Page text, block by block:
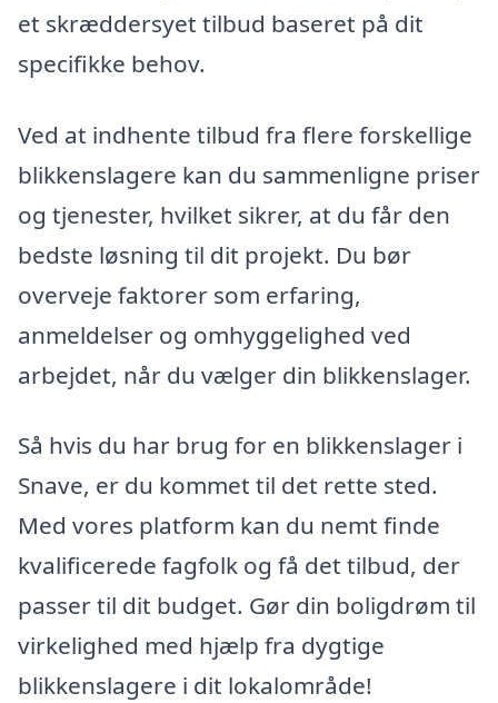
et skræddersyet tilbud baseret på dit
specifikke behov.
Ved at indhente tilbud fra flere forskellige
blikkenslagere kan du sammenligne priser
og tjenester, hvilket sikrer, at du får den
bedste løsning til dit projekt. Du bør
overveje faktorer som erfaring,
anmeldelser og omhyggelighed ved
arbejdet, når du vælger din blikkenslager.
Så hvis du har brug for en blikkenslager i
Snave, er du kommet til det rette sted.
Med vores platform kan du nemt finde
kvalificerede fagfolk og få det tilbud, der
passer til dit budget. Gør din boligdrøm til
virkelighed med hjælp fra dygtige
blikkenslagere i dit lokalområde!